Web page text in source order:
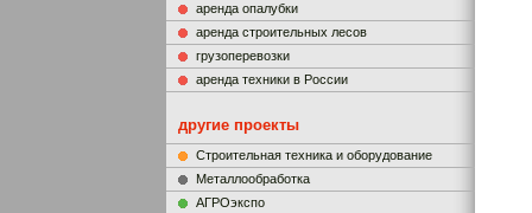
аренда опалубки
аренда строительных лесов
грузоперевозки
аренда техники в России
другие проекты
Строительная техника и оборудование
Металлообработка
АГРОэкспо